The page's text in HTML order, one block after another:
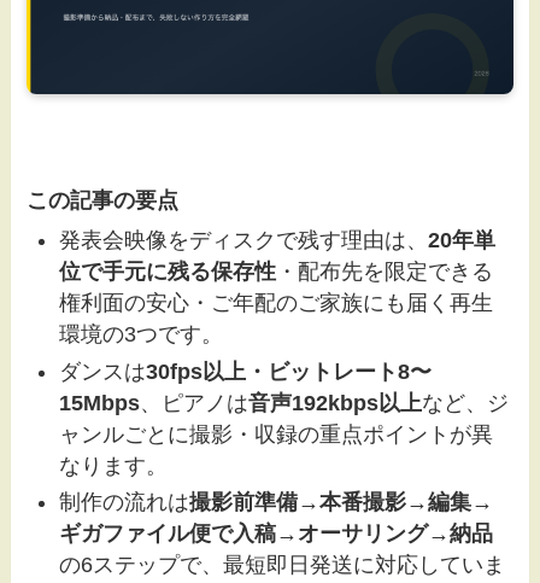
この記事の要点
発表会映像をディスクで残す理由は、20年単
位で手元に残る保存性 ・配布先を限定できる
権利面の安心・ご年配のご家族にも届く再生
環境の3つです。
ダンスは30fps以上・ビットレート8〜
15Mbps、ピアノは音声192kbps以上など、ジ
ャンルごとに撮影・収録の重点ポイントが異
なります。
制作の流れは撮影前準備→本番撮影→編集→
ギガファイル便で入稿→オーサリング→納品
の6ステップで、最短即日発送に対応していま